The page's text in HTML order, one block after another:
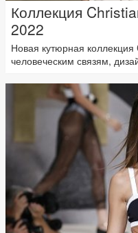
Коллекция
2022
Новая кутюрная
человеческим связям,